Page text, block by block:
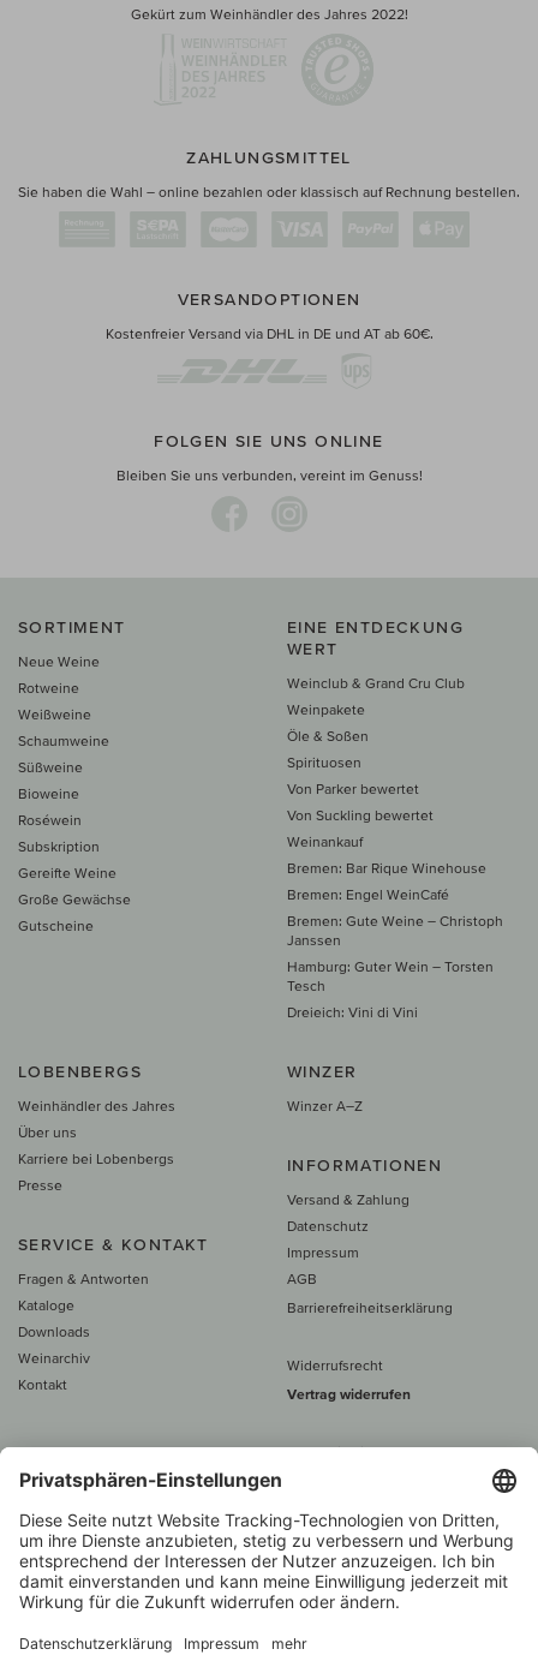
Gekürt zum Weinhändler des Jahres 2022!
ZAHLUNGSMITTEL
Sie haben die Wahl – online bezahlen oder klassisch auf Rechnung bestellen.
VERSANDOPTIONEN
Kostenfreier Versand via DHL in DE und AT ab 60€.
FOLGEN SIE UNS ONLINE
Bleiben Sie uns verbunden, vereint im Genuss!
SORTIMENT
Neue Weine
Rotweine
Weißweine
Schaumweine
Süßweine
Bioweine
Roséwein
Subskription
Gereifte Weine
Große Gewächse
Gutscheine
EINE ENTDECKUNG
WERT
Weinclub & Grand Cru Club
Weinpakete
Öle & Soßen
Spirituosen
Von Parker bewertet
Von Suckling bewertet
Weinankauf
Bremen: Bar Rique Winehouse
Bremen: Engel WeinCafé
Bremen: Gute Weine – Christoph
Janssen
Hamburg: Guter Wein – Torsten
Tesch
Dreieich: Vini di Vini
LOBENBERGS
Weinhändler des Jahres
Über uns
Karriere bei Lobenbergs
Presse
SERVICE & KONTAKT
Fragen & Antworten
Kataloge
Downloads
Weinarchiv
Kontakt
WINZER
Winzer A–Z
INFORMATIONEN
Versand & Zahlung
Datenschutz
Impressum
AGB
Barrierefreiheitserklärung
Widerrufsrecht
Vertrag widerrufen
Alle Preise inkl. MwSt., zzgl. 5 €
60 € versand­kosten­
Beratung unter